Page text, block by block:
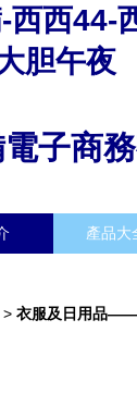
西44-
胆午夜
子商
產品大
> 衣服及日用品——